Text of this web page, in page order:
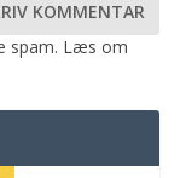
spam. Læs om